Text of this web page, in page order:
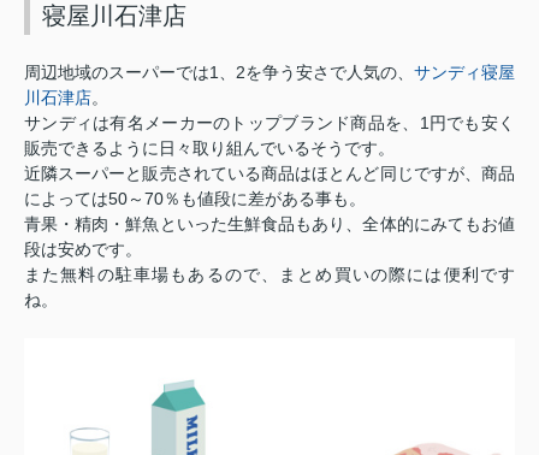
寝屋川石津店
周辺地域のスーパーでは1 2を争う安さで人気の、 サンディ寝屋
川石津店。
サンディは有名メーカーのトップブランド商品を、 1 円でも安く
販売できるように日々取り組んでいるそうです。
近隣スーパーと販売されている商品はほとんど同じですが、商品
によっては50 ～ 70％も値段に差がある事も。
青果・精肉・鮮魚といった生鮮食品もあり、全体的にみてもお値
段は安めです。
また無料の駐車場もあるので、まとめ買いの際には便利です
ね。